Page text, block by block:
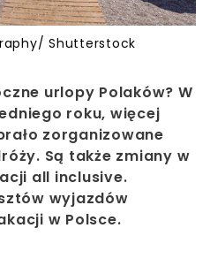
Shutterstock
urlopy Polaków? W
roku, więcej
zorganizowane
Są także zmiany w
all inclusive.
wyjazdów
w Polsce.